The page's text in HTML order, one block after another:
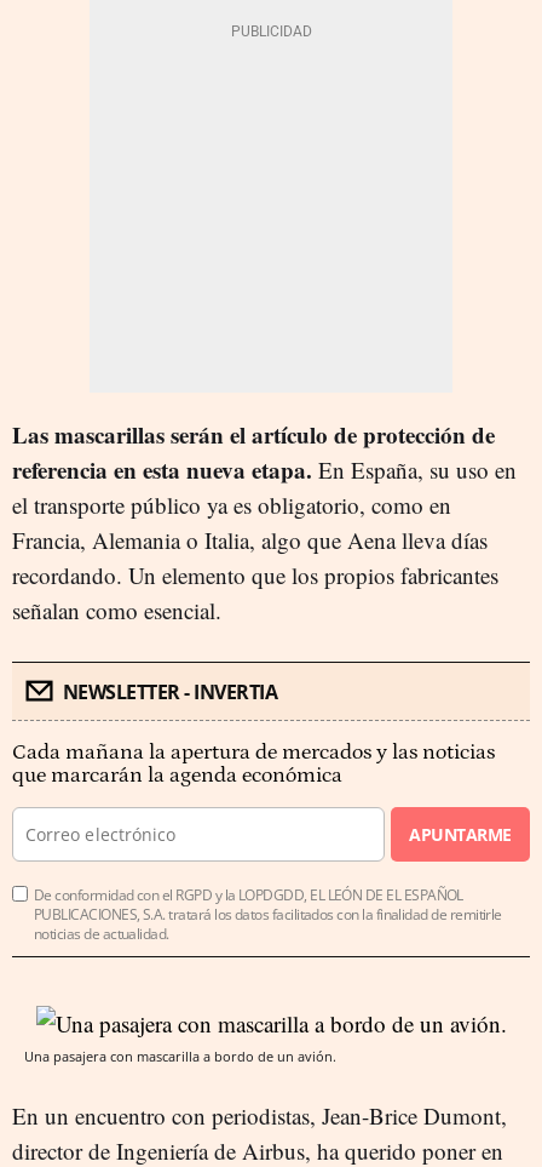
Las mascarillas serán el artículo de protección de
referencia en esta nueva etapa. En España, su uso en
el transporte público ya es obligatorio, como en
Francia, Alemania o Italia, algo que Aena lleva días
recordando. Un elemento que los propios fabricantes
señalan como esencial.
NEWSLETTER - INVERTIA
Cada mañana la apertura de mercados y las noticias
que marcarán la agenda económica
APUNTARME
De conformidad con el RGPD y la LOPDGDD, EL LEÓN DE EL ESPAÑOL
PUBLICACIONES, S.A. tratará los datos facilitados con la finalidad de remitirle
noticias de actualidad.
Una pasajera con mascarilla a bordo de un avión.
En un encuentro con periodistas, Jean-Brice Dumont,
director de Ingeniería de Airbus, ha querido poner en